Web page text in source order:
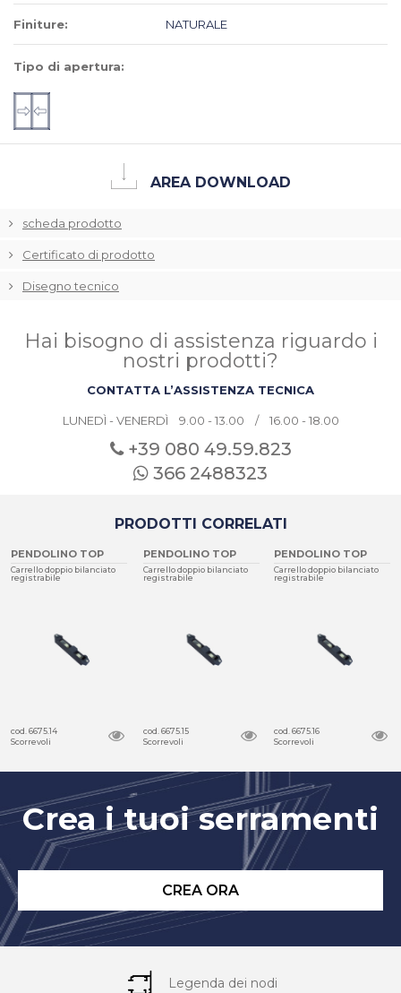
Finiture: NATURALE
Tipo di apertura:
AREA DOWNLOAD
scheda prodotto
Certificato di prodotto
Disegno tecnico
Hai bisogno di assistenza riguardo i
nostri prodotti?
CONTATTA L’ASSISTENZA TECNICA
LUNEDÌ - VENERDÌ 9.00 - 13.00 / 16.00 - 18.00
+39 080 49.59.823
366 2488323
PRODOTTI CORRELATI
PENDOLINO TOP
Carrello doppio bilanciato
registrabile
cod. 6675.14
Scorrevoli
PENDOLINO TOP
Carrello doppio bilanciato
registrabile
cod. 6675.15
Scorrevoli
PENDOLINO TOP
Carrello doppio bilanciato
registrabile
cod. 6675.16
Scorrevoli
Crea i tuoi serramenti
CREA ORA
Legenda dei nodi